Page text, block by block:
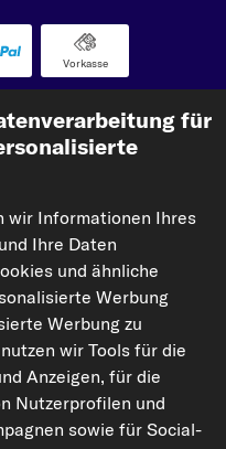
Vorkasse
carpardoo.fr
für
wir Informationen Ihres
Ihre Daten
und ähnliche
Werbung
Werbung zu
wir Tools für die
Anzeigen, für die
Nutzerprofilen und
sowie für Social-